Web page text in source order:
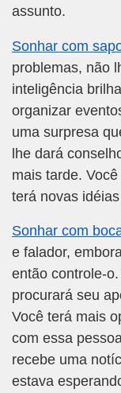
assunto.
Sonhar com
problemas, não
inteligência
organizar
uma surpresa
lhe dará
mais tarde.
terá novas
Sonhar com
e falador,
então controle-
procurará seu
Você terá mais
com essa
recebe uma
estava